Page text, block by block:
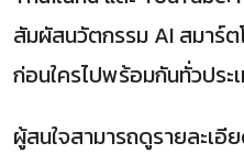
สัมผัสนวัตกรรม AI สมาร์
ก่อนใครไปพร้อมกันทั่วประ
ผู้สนใจสามารถดูรายละเอี